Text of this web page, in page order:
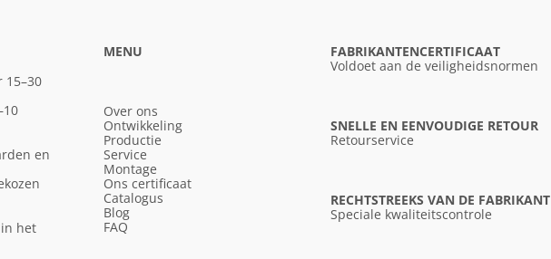
15–30
en
in het
MENU
Over ons
Ontwikkeling
Productie
Service
Montage
Ons certificaat
Catalogus
Blog
FAQ
FABRIKANTENCERTIFICAAT
Voldoet aan de veiligheidsnormen
SNELLE EN EENVOUDIGE RETOUR
Retourservice
RECHTSTREEKS VAN DE FABRIKANT
Speciale kwaliteitscontrole